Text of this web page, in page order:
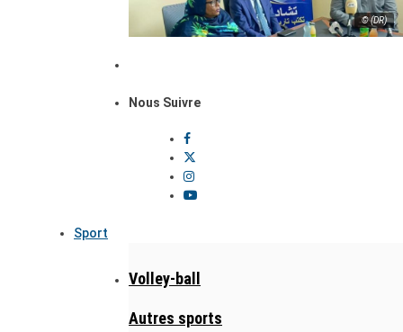
© (DR)
Nous Suivre
Sport
Volley-ball
Autres sports